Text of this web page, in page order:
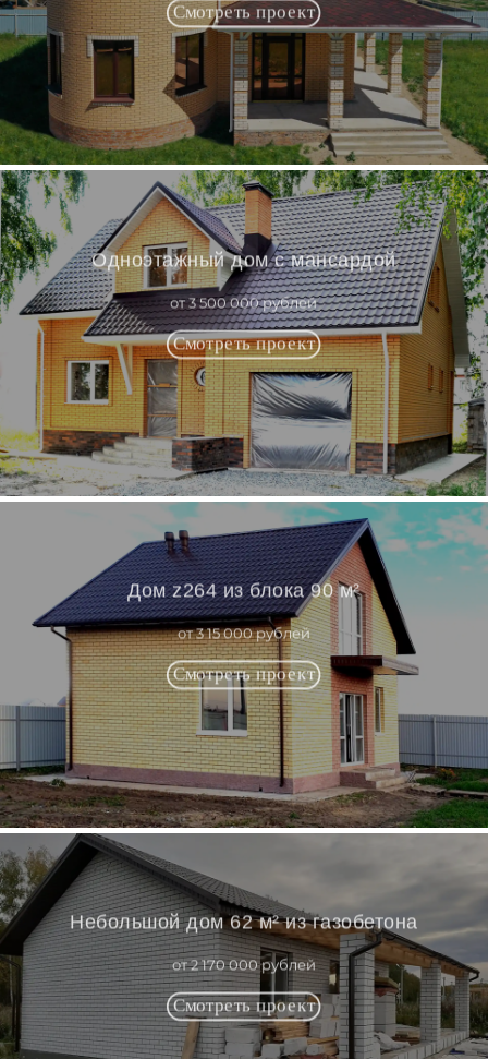
Одноэтажный дом с мансардой
от 3 500 000 рублей
Дом z264 из блока 90 м²
от 3 15 000 рублей
Небольшой дом 62 м² из газобетона
от 2 170 000 рублей